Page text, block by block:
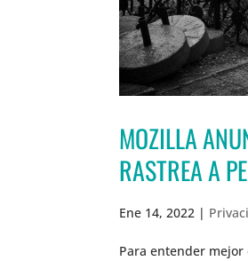
MOZILLA
RASTREA A
Ene 14, 2022 |
Para entender